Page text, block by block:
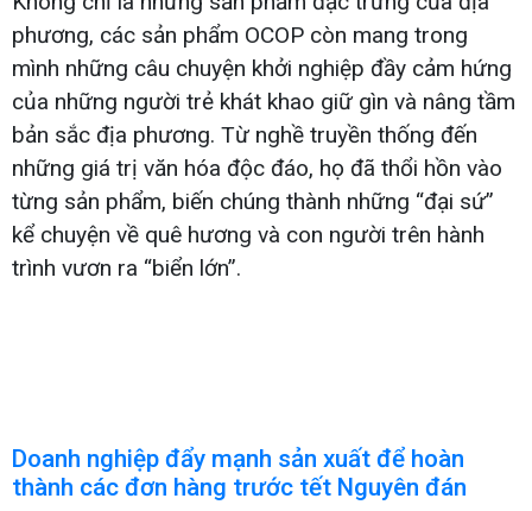
phương, các sản phẩm OCOP còn mang trong
mình những câu chuyện khởi nghiệp đầy cảm hứng
của những người trẻ khát khao giữ gìn và nâng tầm
bản sắc địa phương. Từ nghề truyền thống đến
những giá trị văn hóa độc đáo, họ đã thổi hồn vào
từng sản phẩm, biến chúng thành những “đại sứ”
kể chuyện về quê hương và con người trên hành
trình vươn ra “biển lớn”.
Doanh nghiệp đẩy mạnh sản xuất để hoàn
thành các đơn hàng trước tết Nguyên đán